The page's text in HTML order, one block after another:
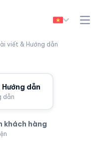
viết & Hướng dẫn
dẫn
dẫn
khách hàng